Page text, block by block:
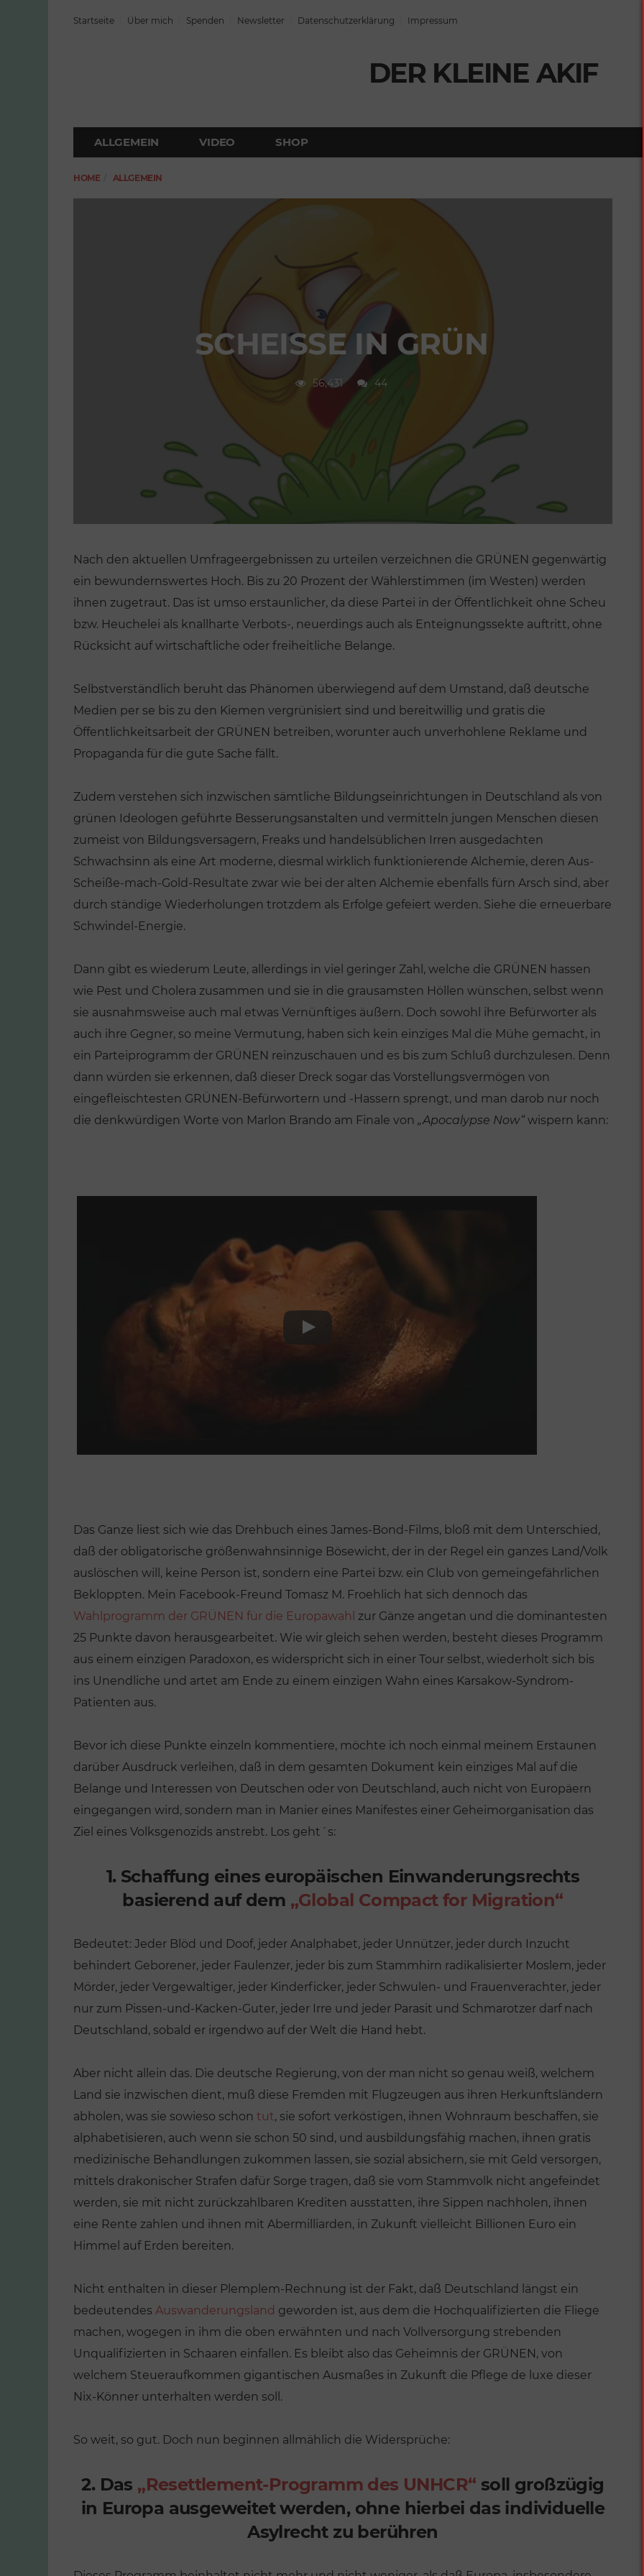
Startseite Über mich Spenden Newsletter Datenschutzerklärung Impressum
DER KLEINE AKIF
ALLGEMEIN VIDEO SHOP
HOME ALLGEMEIN
SCHEISSE IN GRÜN
56,431 44
Nach den aktuellen Umfrageergebnissen zu urteilen verzeichnen die GRÜNEN gegenwärtig
ein bewundernswertes Hoch. Bis zu 20 Prozent der Wählerstimmen (im Westen) werden
ihnen zugetraut. Das ist umso erstaunlicher, da diese Partei in der Öffentlichkeit ohne Scheu
bzw. Heuchelei als knallharte Verbots-, neuerdings auch als Enteignungssekte auftritt, ohne
Rücksicht auf wirtschaftliche oder freiheitliche Belange.
Selbstverständlich beruht das Phänomen überwiegend auf dem Umstand, daß deutsche
Medien per se bis zu den Kiemen vergrünisiert sind und bereitwillig und gratis die
Öffentlichkeitsarbeit der GRÜNEN betreiben, worunter auch unverhohlene Reklame und
Propaganda für die gute Sache fällt.
Zudem verstehen sich inzwischen sämtliche Bildungseinrichtungen in Deutschland als von
grünen Ideologen geführte Besserungsanstalten und vermitteln jungen Menschen diesen
zumeist von Bildungsversagern, Freaks und handelsüblichen Irren ausgedachten
Schwachsinn als eine Art moderne, diesmal wirklich funktionierende Alchemie, deren Aus-
Scheiße-mach-Gold-Resultate zwar wie bei der alten Alchemie ebenfalls fürn Arsch sind, aber
durch ständige Wiederholungen trotzdem als Erfolge gefeiert werden. Siehe die erneuerbare
Schwindel-Energie.
Dann gibt es wiederum Leute, allerdings in viel geringer Zahl, welche die GRÜNEN hassen
wie Pest und Cholera zusammen und sie in die grausamsten Höllen wünschen, selbst wenn
sie ausnahmsweise auch mal etwas Vernünftiges äußern. Doch sowohl ihre Befürworter als
auch ihre Gegner, so meine Vermutung, haben sich kein einziges Mal die Mühe gemacht, in
ein Parteiprogramm der GRÜNEN reinzuschauen und es bis zum Schluß durchzulesen. Denn
dann würden sie erkennen, daß dieser Dreck sogar das Vorstellungsvermögen von
eingefleischtesten GRÜNEN-Befürwortern und -Hassern sprengt, und man darob nur noch
die denkwürdigen Worte von Marlon Brando am Finale von „Apocalypse Now“wispern kann:
Das Ganze liest sich wie das Drehbuch eines James-Bond-Films, bloß mit dem Unterschied,
daß der obligatorische größenwahnsinnige Bösewicht, der in der Regel ein ganzes Land/Volk
auslöschen will, keine Person ist, sondern eine Partei bzw. ein Club von gemeingefährlichen
Bekloppten. Mein Facebook-Freund Tomasz M. Froehlich hat sich dennoch das
Wahlprogramm der GRÜNEN für die Europawahl zur Gänze angetan und die dominantesten
25 Punkte davon herausgearbeitet. Wie wir gleich sehen werden, besteht dieses Programm
aus einem einzigen Paradoxon, es widerspricht sich in einer Tour selbst, wiederholt sich bis
ins Unendliche und artet am Ende zu einem einzigen Wahn eines Karsakow-Syndrom-
Patienten aus.
Bevor ich diese Punkte einzeln kommentiere, möchte ich noch einmal meinem Erstaunen
darüber Ausdruck verleihen, daß in dem gesamten Dokument kein einziges Mal auf die
Belange und Interessen von Deutschen oder von Deutschland, auch nicht von Europäern
eingegangen wird, sondern man in Manier eines Manifestes einer Geheimorganisation das
Ziel eines Volksgenozids anstrebt. Los geht´s:
1. Schaffung eines europäischen Einwanderungsrechts
basierend auf dem „Global Compact for Migration“
Bedeutet: Jeder Blöd und Doof, jeder Analphabet, jeder Unnützer, jeder durch Inzucht
behindert Geborener, jeder Faulenzer, jeder bis zum Stammhirn radikalisierter Moslem, jeder
Mörder, jeder Vergewaltiger, jeder Kinderficker, jeder Schwulen- und Frauenverachter, jeder
nur zum Pissen-und-Kacken-Guter, jeder Irre und jeder Parasit und Schmarotzer darf nach
Deutschland, sobald er irgendwo auf der Welt die Hand hebt.
Aber nicht allein das. Die deutsche Regierung, von der man nicht so genau weiß, welchem
Land sie inzwischen dient, muß diese Fremden mit Flugzeugen aus ihren Herkunftsländern
abholen, was sie sowieso schon tut, sie sofort verköstigen, ihnen Wohnraum beschaffen, sie
alphabetisieren, auch wenn sie schon 50 sind, und ausbildungsfähig machen, ihnen gratis
medizinische Behandlungen zukommen lassen, sie sozial absichern, sie mit Geld versorgen,
mittels drakonischer Strafen dafür Sorge tragen, daß sie vom Stammvolk nicht angefeindet
werden, sie mit nicht zurückzahlbaren Krediten ausstatten, ihre Sippen nachholen, ihnen
eine Rente zahlen und ihnen mit Abermilliarden, in Zukunft vielleicht Billionen Euro ein
Himmel auf Erden bereiten.
Nicht enthalten in dieser Plemplem-Rechnung ist der Fakt, daß Deutschland längst ein
bedeutendes Auswanderungsland geworden ist, aus dem die Hochqualifizierten die Fliege
machen, wogegen in ihm die oben erwähnten und nach Vollversorgung strebenden
Unqualifizierten in Schaaren einfallen. Es bleibt also das Geheimnis der GRÜNEN, von
welchem Steueraufkommen gigantischen Ausmaßes in Zukunft die Pflege de luxe dieser
Nix-Könner unterhalten werden soll.
So weit, so gut. Doch nun beginnen allmählich die Widersprüche:
2. Das „Resettlement-Programm des UNHCR“ soll großzügig
in Europa ausgeweitet werden, ohne hierbei das individuelle
Asylrecht zu berühren
VERÖFFENTLICHUNGEN
Die große
VERÖFFENTLICHUNGEN
Deutschland von